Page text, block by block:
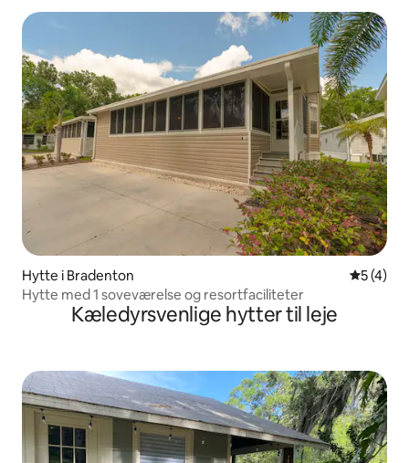
Hytte i Bradenton 5 ud af 5
5 (4)
Hytte med 1 soveværelse og resortfaciliteter
Kæledyrsvenlige hytter til leje